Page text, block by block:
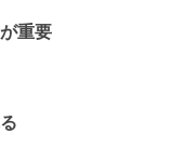
重要